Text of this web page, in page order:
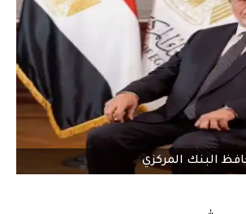
البنك المركزي